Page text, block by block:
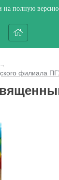
на полную версию
→
филиала